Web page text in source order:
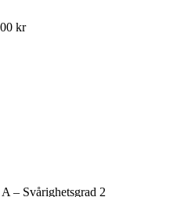
kr
– Svårighetsgrad 2